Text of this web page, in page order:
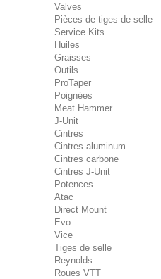
Valves
Pièces de tiges de selle
Service Kits
Huiles
Graisses
Outils
ProTaper
Poignées
Meat Hammer
J-Unit
Cintres
Cintres aluminum
Cintres carbone
Cintres J-Unit
Potences
Atac
Direct Mount
Evo
Vice
Tiges de selle
Reynolds
Roues VTT